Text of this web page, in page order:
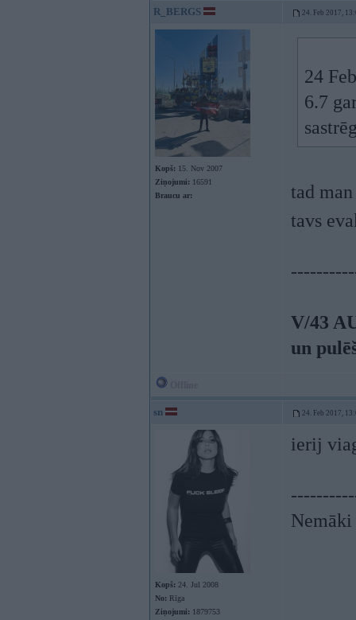
R_BERGS 24. Feb 2017,
Kopš: 15. Nov 2007
Ziņojumi: 16591
Braucu ar:
24
6.7
tad
tavs
V/43
un
sn 24. Feb 2017,
Kopš: 24. Jul 2008
No: Rīga
Ziņojumi: 1879753
ierij